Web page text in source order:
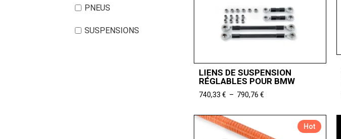
PNEUS
SUSPENSIONS
9968,06 €
LIENS DE SUSPENSION
RÉGLABLES POUR BMW
740,33 € – 790,76 €Plage
prix :
à
Hot